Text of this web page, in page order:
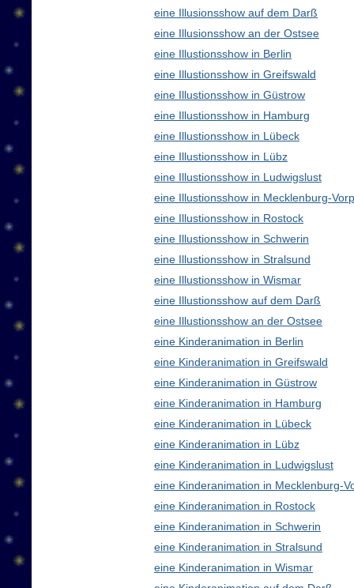
eine Illusionsshow auf dem Darß
eine Illusionsshow an der Ostsee
eine Illustionsshow in Berlin
eine Illustionsshow in Greifswald
eine Illustionsshow in Güstrow
eine Illustionsshow in Hamburg
eine Illustionsshow in Lübeck
eine Illustionsshow in Lübz
eine Illustionsshow in Ludwigslust
eine Illustionsshow in Mecklenburg-
eine Illustionsshow in Rostock
eine Illustionsshow in Schwerin
eine Illustionsshow in Stralsund
eine Illustionsshow in Wismar
eine Illustionsshow auf dem Darß
eine Illustionsshow an der Ostsee
eine Kinderanimation in Berlin
eine Kinderanimation in Greifswald
eine Kinderanimation in Güstrow
eine Kinderanimation in Hamburg
eine Kinderanimation in Lübeck
eine Kinderanimation in Lübz
eine Kinderanimation in Ludwigslust
eine Kinderanimation in Mecklenburg-
eine Kinderanimation in Rostock
eine Kinderanimation in Schwerin
eine Kinderanimation in Stralsund
eine Kinderanimation in Wismar